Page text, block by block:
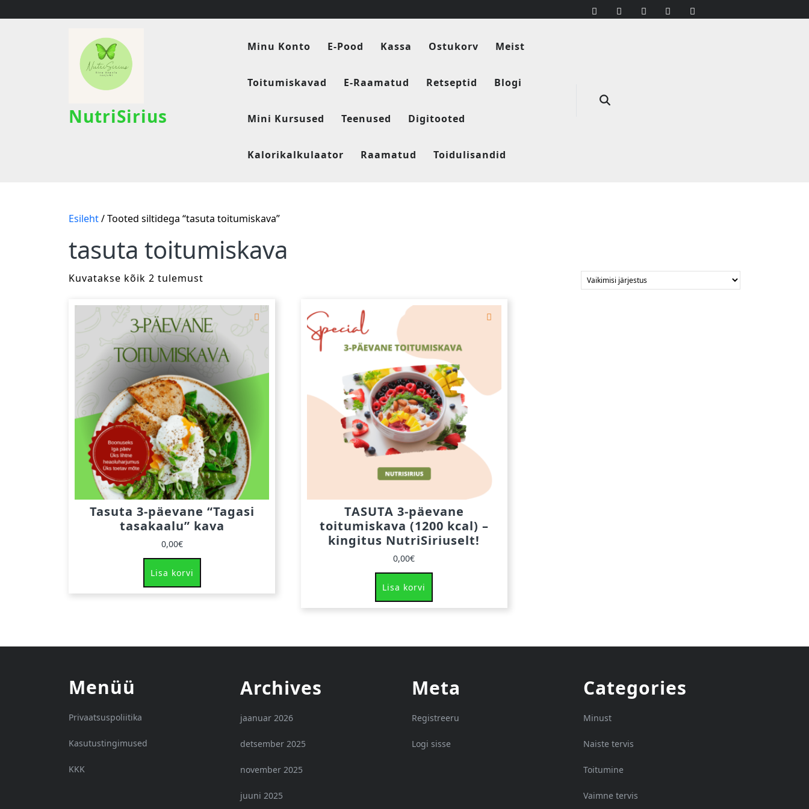
to
NutriSirius
Minu Konto E-Pood Kassa Ostukorv Meist
Toitumiskavad E-Raamatud Retseptid Blogi
Mini Kursused Teenused Digitooted
Kalorikalkulaator Raamatud Toidulisandid
Esileht/ Tooted siltidega “tasuta toitumiskava”
tasuta toitumiskava
Kuvatakse kõik 2 tulemust
Tasuta 3-päevane “Tagasi
tasakaalu” kava
0,00€
Lisa korvi
TASUTA 3-päevane
toitumiskava (1200 kcal) –
kingitus NutriSiriuselt!
0,00€
Lisa korvi
Menüü
Privaatsuspoliitika
Kasutustingimused
KKK
Archives
jaanuar 2026
detsember 2025
november 2025
juuni 2025
Meta
Registreeru
Logi sisse
Categories
Minust
Naiste tervis
Toitumine
Vaimne tervis